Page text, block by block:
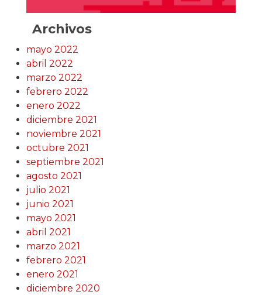
Archivos
mayo 2022
abril 2022
marzo 2022
febrero 2022
enero 2022
diciembre 2021
noviembre 2021
octubre 2021
septiembre 2021
agosto 2021
julio 2021
junio 2021
mayo 2021
abril 2021
marzo 2021
febrero 2021
enero 2021
diciembre 2020